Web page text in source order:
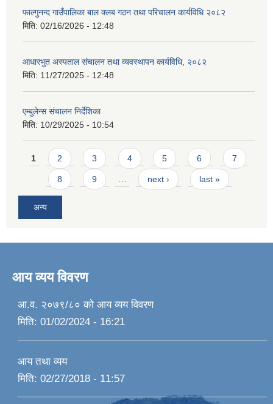
फाल्गुनन्द गाउँपालिका बाल क्लब गठन तथा परिचालन कार्यविधि २०८२
मिति: 02/16/2026 - 12:48
आधारभुत अस्पताल संचालन तथा व्यवस्थापन कार्यविधि, २०८२
मिति: 11/27/2025 - 12:48
एम्बुलेन्स संचालन निर्देशिका
मिति: 10/29/2025 - 10:54
Pages
1 2 3 4 5 6 7
8 9 next › last »
अन्य
आय व्यय विवरण
आ.व. २०७९/८० को आय व्यय विवरण
मिति: 01/02/2024 - 16:21
आय तथा व्यय
मिति: 02/27/2018 - 11:57